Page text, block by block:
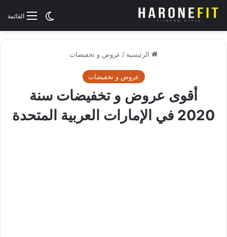
القائمةالوضع
الرئيسية / عروض و تخفيضات
عروض و تخفيضات
أقوى عروض و تخفيضات سنة
2020 في الإمارات العربية المتحدة